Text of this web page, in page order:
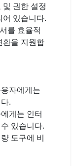
권한 설정
있습니다.
를 효율적
환을 지원합
자에게는
.
게는 인터
있습니다.
도구에 비